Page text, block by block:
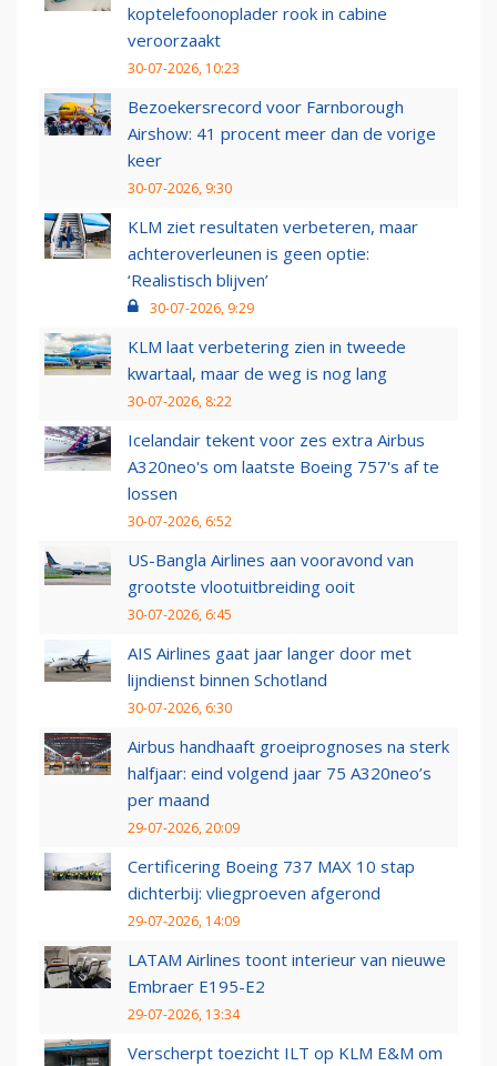
koptelefoonoplader rook in cabine
veroorzaakt
30-07-2026, 10:23
Bezoekersrecord voor Farnborough
Airshow: 41 procent meer dan de vorige
keer
30-07-2026, 9:30
KLM ziet resultaten verbeteren, maar
achteroverleunen is geen optie:
‘Realistisch blijven’
30-07-2026, 9:29
KLM laat verbetering zien in tweede
kwartaal, maar de weg is nog lang
30-07-2026, 8:22
Icelandair tekent voor zes extra Airbus
A320neo's om laatste Boeing 757's af te
lossen
30-07-2026, 6:52
US-Bangla Airlines aan vooravond van
grootste vlootuitbreiding ooit
30-07-2026, 6:45
AIS Airlines gaat jaar langer door met
lijndienst binnen Schotland
30-07-2026, 6:30
Airbus handhaaft groeiprognoses na sterk
halfjaar: eind volgend jaar 75 A320neo’s
per maand
29-07-2026, 20:09
Certificering Boeing 737 MAX 10 stap
dichterbij: vliegproeven afgerond
29-07-2026, 14:09
LATAM Airlines toont interieur van nieuwe
Embraer E195-E2
29-07-2026, 13:34
Verscherpt toezicht ILT op KLM E&M om